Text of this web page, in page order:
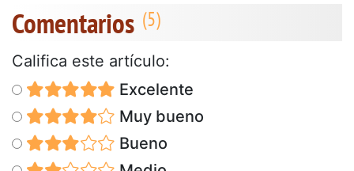
Comentarios
Califica este artículo:
Excelente
Muy bueno
Bueno